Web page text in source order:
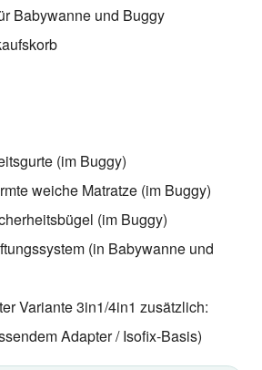
Babywanne und Buggy
(im Buggy)
weiche Matratze (im Buggy)
(im Buggy)
(in Babywanne und
Variante 3in1/4in1 zusätzlich:
Adapter / Isofix-Basis)